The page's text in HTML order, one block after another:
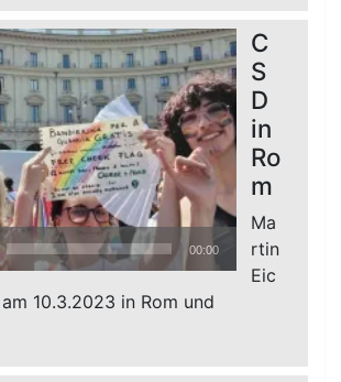
00:00
C
S
D
in
Ro
m
Ma
rtin
Eic
10.3.2023 in Rom und